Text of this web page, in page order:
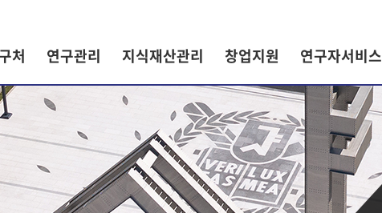
처 연구관리 지식재산관리 창업지원 연구자서비스